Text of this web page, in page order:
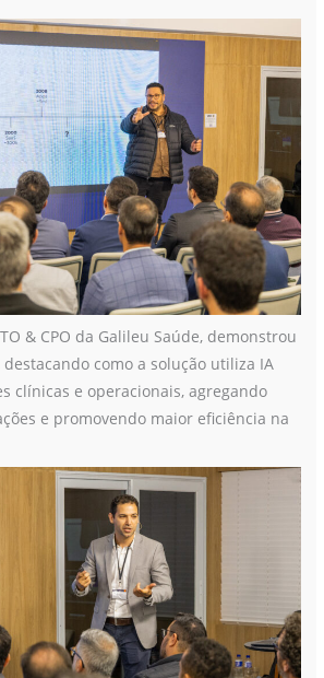
& CPO da Galileu Saúde, demonstrou
destacando como a solução utiliza IA
clínicas e operacionais, agregando
e promovendo maior eficiência na